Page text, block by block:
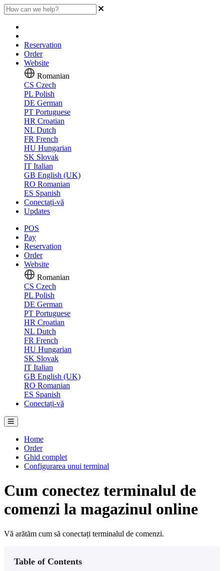
Reservation
Order
Website
Romanian
CS Czech
PL Polish
DE German
PT Portuguese
HR Croatian
NL Dutch
FR French
HU Hungarian
SK Slovak
IT Italian
GB English (UK)
RO Romanian
ES Spanish
Conectați-vă
Updates
POS
Pay
Reservation
Order
Website
Romanian
CS Czech
PL Polish
DE German
PT Portuguese
HR Croatian
NL Dutch
FR French
HU Hungarian
SK Slovak
IT Italian
GB English (UK)
RO Romanian
ES Spanish
Conectați-vă
Home
Order
Ghid complet
Configurarea unui terminal
Cum conectez terminalul de
comenzi la magazinul online
Vă arătăm cum să conectați terminalul de comenzi.
Table of Contents